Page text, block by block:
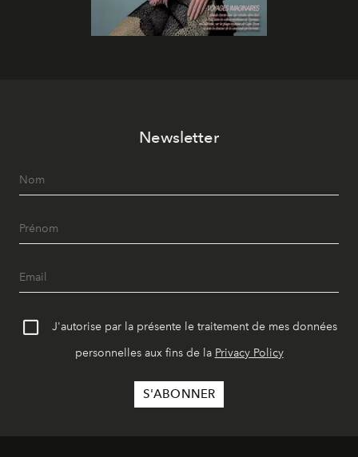
Newsletter
J'autorise par la présente le traitement de mes données
personnelles aux fins de la Privacy Policy